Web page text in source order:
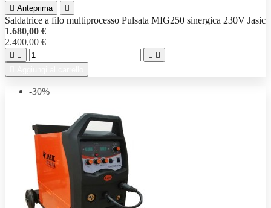
 Anteprima 
Saldatrice a filo multiprocesso Pulsata MIG250 sinergica 230V Jasic
1.680,00 €
2.400,00 €
   
-30%